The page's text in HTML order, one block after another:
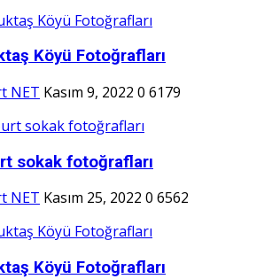
Köyü Fotoğrafları
NET Kasım 9, 2022 0 6179
sokak fotoğrafları
NET Kasım 25, 2022 0 6562
Köyü Fotoğrafları